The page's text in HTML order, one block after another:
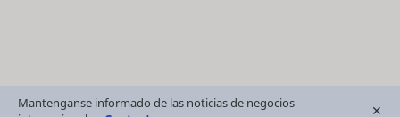
Mantenganse informado de las noticias de negocios